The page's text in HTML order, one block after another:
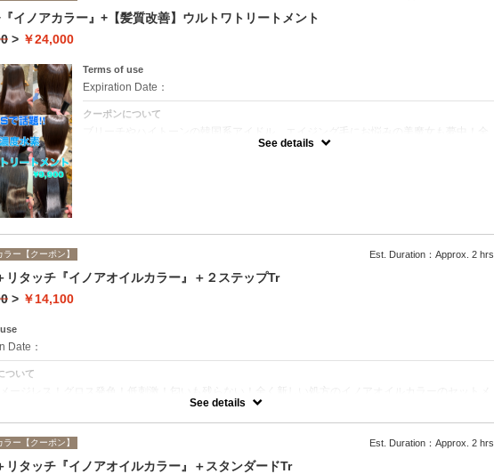
イノアカラー』+【髪質改善】ウルトワトリートメント
> ￥24,000
Terms of use
Expiration Date：
クーポンについて
ブリーチやハイトーンの韓国系アイドル、エイジング毛にお悩みの美魔女も夢中！全
ての世代、髪質、メニューに対応できる髪質改善トリートメントです☆
See details
ラー【クーポン】 Est. Duration：Approx. 2 hrs
リタッチ『イノアオイルカラー』＋２ステップTr
> ￥14,100
Date：
ついて
See details
ラー【クーポン】 Est. Duration：Approx. 2 hrs
リタッチ『イノアオイルカラー』＋スタンダードTr